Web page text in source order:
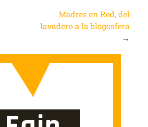
Madres en Red, del
lavadero a la blogosfera
→